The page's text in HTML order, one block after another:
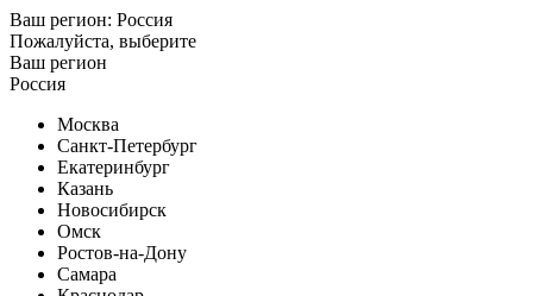
Ваш регион: Россия
Пожалуйста, выберите
Ваш регион
Россия
Москва
Санкт-Петербург
Екатеринбург
Казань
Новосибирск
Омск
Ростов-на-Дону
Самара